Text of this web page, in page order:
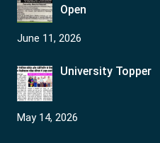
Open
June 11, 2026
University Topper
May 14, 2026